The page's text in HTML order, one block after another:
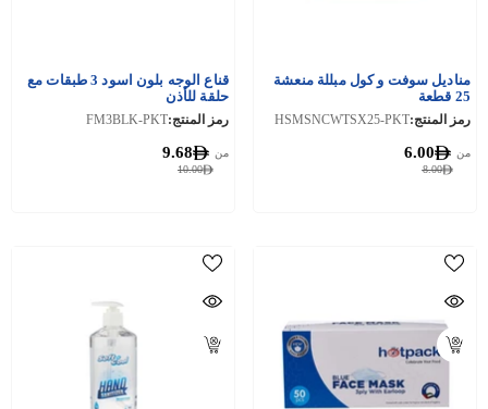
مناديل سوفت و كول مبللة منعشة
25 قطعة
رمز المنتج:HSMSNCWTSX25-PKT
8.00
من 6.00
قناع الوجه بلون اسود 3 طبقات مع
حلقة للأذن
رمز المنتج:FM3BLK-PKT
10.00
من 9.68